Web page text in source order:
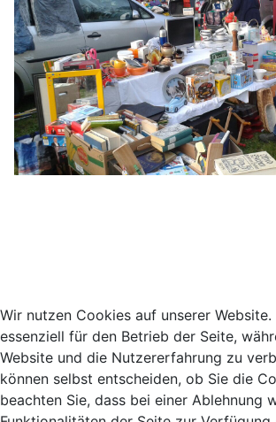
Wir nutzen Cookies auf unserer
essenziell für den Betrieb der Seite,
Website und die Nutzererfahrung zu
können selbst entscheiden, ob Sie die
beachten Sie, dass bei einer Ablehnung